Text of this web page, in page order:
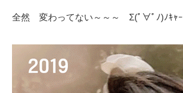
全然 変わってない～～～ Σ(ﾟ∀ﾟﾉ)ﾉｷｬｰ